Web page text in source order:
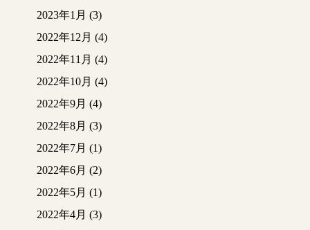
2023年1月 (3)
2022年12月 (4)
2022年11月 (4)
2022年10月 (4)
2022年9月 (4)
2022年8月 (3)
2022年7月 (1)
2022年6月 (2)
2022年5月 (1)
2022年4月 (3)